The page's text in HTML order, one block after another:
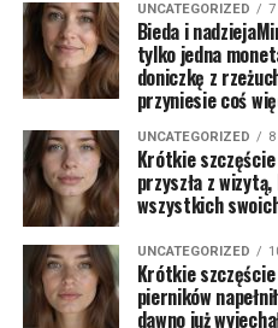
UNCATEGORIZED
Bieda i
tylko jedna
doniczkę z
przyniesie coś
UNCATEGORIZED
Krótkie
przyszła z
wszystkich
UNCATEGORIZED
Krótkie
pierników
dawno już